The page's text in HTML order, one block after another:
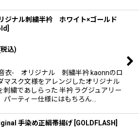
ジナル刺繍半衿 ホワイト×ゴールド
]
込)
衣- オリジナル 刺繍半衿 kaonnのロ
マスク文様をアレンジしたオリジナル
刺繍であしらった 半衿 ラグジュアリー
パーティー仕様にはもちろん…
手染め正絹帯揚げ GOLDFLASH